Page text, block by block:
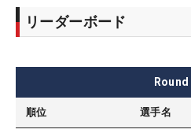
リーダーボード
Round
順位 選手名